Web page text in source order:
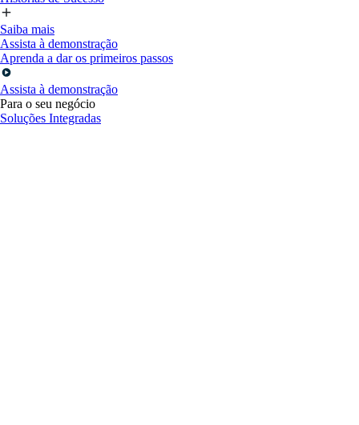
Saiba mais
Assista à demonstração
Aprenda a dar os primeiros passos
Assista à demonstração
Para o seu negócio
Soluções Integradas